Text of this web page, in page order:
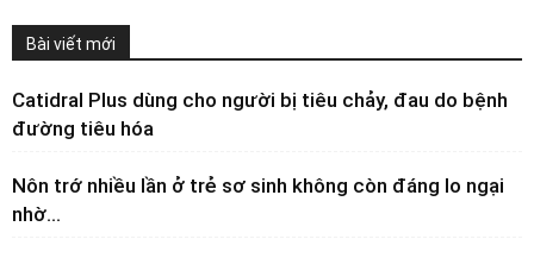
Bài viết mới
Catidral Plus dùng cho người bị tiêu chảy, đau do bệnh
đường tiêu hóa
Nôn trớ nhiều lần ở trẻ sơ sinh không còn đáng lo ngại
nhờ...